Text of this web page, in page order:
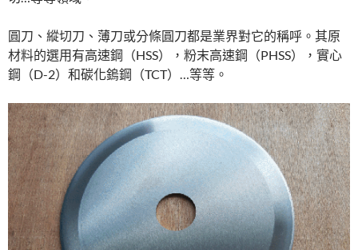
圓刀、縱切刀、薄刀或分條圓刀都是業界對它的稱呼。其原
材料的選用有高速鋼（HSS），粉末高速鋼（PHSS），實心
鋼（D-2）和碳化鎢鋼（TCT）…等等。